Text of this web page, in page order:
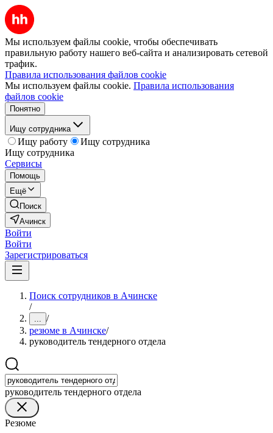
Мы используем файлы cookie, чтобы обеспечивать
правильную работу нашего веб-сайта и анализировать сетевой
трафик.
Правила использования файлов cookie
Мы используем файлы cookie. Правила использования
файлов cookie
Понятно
Ищу сотрудника
Ищу работу
Ищу сотрудника
Ищу сотрудника
Сервисы
Помощь
Ещё
Поиск
Ачинск
Войти
Войти
Зарегистрироваться
Поиск сотрудников в Ачинске
/
... /
резюме в Ачинске/
руководитель тендерного отдела
руководитель тендерного отдела
Резюме